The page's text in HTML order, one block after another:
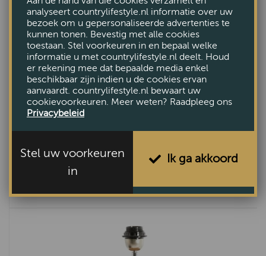
Lampvoet Sharon zwart M
€103,50
analyseert countrylifestyle.nl informatie over uw
bezoek om u gepersonaliseerde advertenties te
kunnen tonen. Bevestig met alle cookies
toestaan. Stel voorkeuren in en bepaal welke
informatie u met countrylifestyle.nl deelt. Houd
er rekening mee dat bepaalde media enkel
beschikbaar zijn indien u de cookies ervan
aanvaardt. countrylifestyle.nl bewaart uw
cookievoorkeuren. Meer weten? Raadpleeg ons
Privacybeleid
Stel uw voorkeuren
in
Ik ga akkoord